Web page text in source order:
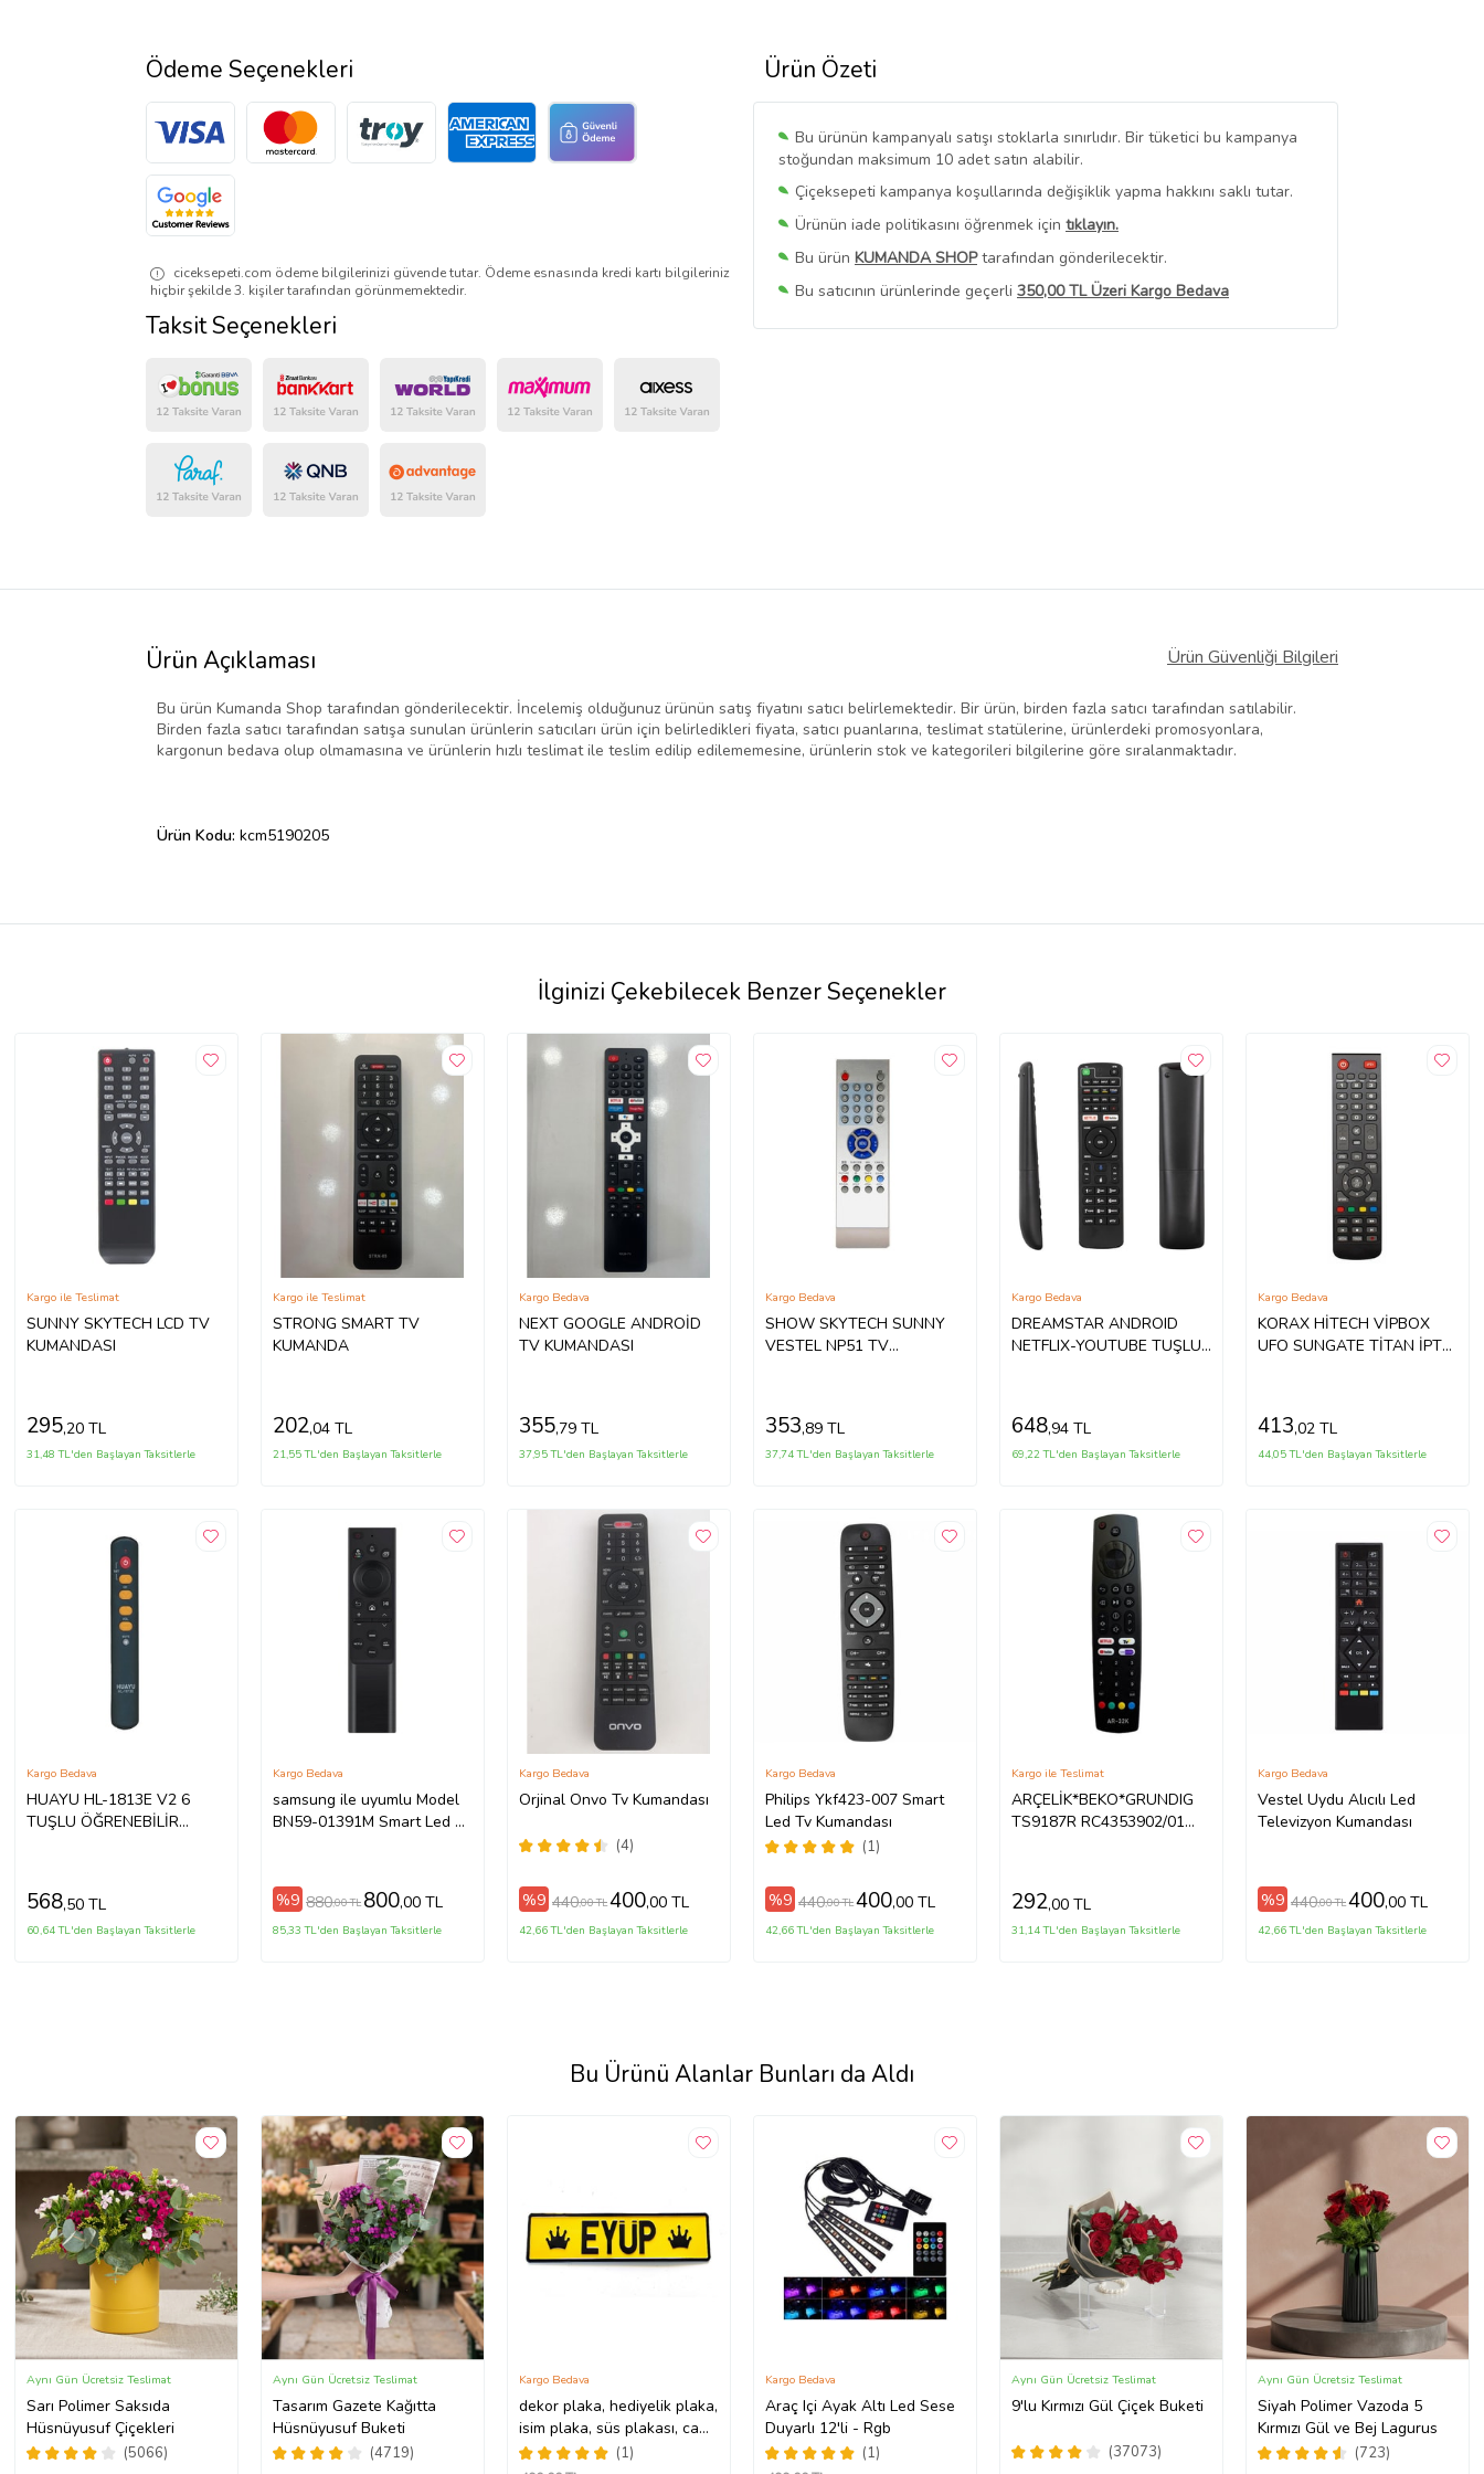
Ürün Özeti
Bu ürünün kampanyalı satışı stoklarla sınırlıdır. Bir tüketici bu kampanya
stoğundan maksimum 10 adet satın alabilir.
Çiçeksepeti kampanya koşullarında değişiklik yapma hakkını saklı tutar.
Ürünün iade politikasını öğrenmek için tıklayın.
Bu ürün KUMANDA SHOPtarafından gönderilecektir.
Bu satıcının ürünlerinde geçerli 350,00 TL Üzeri Kargo Bedava
Bu SatıcınınTüm Ürünlerini Görüntüle
Ödeme Seçenekleri
ciceksepeti.com ödeme bilgilerinizi güvende tutar. Ödeme esnasında kredi kartı bilgileriniz
hiçbir şekilde 3. kişiler tarafından görünmemektedir.
Taksit Seçenekleri
Ürün Açıklaması Ürün Güvenliği Bilgileri
Bu ürün Kumanda Shop tarafından gönderilecektir. İncelemiş olduğunuz ürünün satış fiyatını satıcı belirlemektedir. Bir ürün, birden fazla satıcı tarafından satılabilir.
Birden fazla satıcı tarafından satışa sunulan ürünlerin satıcıları ürün için belirledikleri fiyata, satıcı puanlarına, teslimat statülerine, ürünlerdeki promosyonlara,
kargonun bedava olup olmamasına ve ürünlerin hızlı teslimat ile teslim edilip edilememesine, ürünlerin stok ve kategorileri bilgilerine göre sıralanmaktadır.
Ürün Kodu: kcm5190205
İlginizi Çekebilecek Benzer Seçenekler
SUNNY SKYTECH LCD TV
KUMANDASI
Kargo ile Teslimat
295,20 TL
31,48 TL'den Başlayan Taksitlerle
STRONG SMART TV
KUMANDA
Kargo ile Teslimat
202,04 TL
21,55 TL'den Başlayan Taksitlerle
NEXT GOOGLE ANDROİD
TV KUMANDASI
Kargo Bedava
355,79 TL
37,95 TL'den Başlayan Taksitlerle
SHOW SKYTECH SUNNY
VESTEL NP51 TV
Kargo Bedava
353,89 TL
37,74 TL'den Başlayan Taksitlerle
DREAMSTAR ANDROID
NETFLIX-YOUTUBE TUŞLU
Kargo Bedava
648,94 TL
69,22 TL'den Başlayan Taksitlerle
KORAX HİTECH VİPBOX
UFO SUNGATE TİTAN İPTV
Kargo Bedava
413,02 TL
44,05 TL'den Başlayan Taksitlerle
HUAYU HL-1813E V2 6
TUŞLU ÖĞRENEBİLİR
HASTAHANELER İÇİN )
Kargo Bedava
568,50 TL
60,64 TL'den Başlayan Taksitlerle
samsung ile uyumlu Model
BN59-01391M Smart Led Tv
Kargo Bedava
%9 880,00 TL 800,00 TL
85,33 TL'den Başlayan Taksitlerle
Orjinal Onvo Tv Kumandası
(4)
Kargo Bedava
%9 440,00 TL400,00 TL
42,66 TL'den Başlayan Taksitlerle
Philips Ykf423-007 Smart
Led Tv Kumandası
(1)
Kargo Bedava
%9 440,00 TL400,00 TL
42,66 TL'den Başlayan Taksitlerle
ARÇELİK*BEKO*GRUNDIG
TS9187R RC4353902/01
LCD-LED TV KUMANDA
Kargo ile Teslimat
292,00 TL
31,14 TL'den Başlayan Taksitlerle
Vestel Uydu Alıcılı Led
Televizyon Kumandası
Kargo Bedava
%9 440,00 TL400,00 TL
42,66 TL'den Başlayan Taksitlerle
Bu Ürünü Alanlar Bunları da Aldı
Sarı Polimer Saksıda
Hüsnüyusuf Çiçekleri
(5066)
Aynı Gün Ücretsiz Teslimat
Tasarım Gazete Kağıtta
Hüsnüyusuf Buketi
(4719)
Aynı Gün Ücretsiz Teslimat
dekor plaka, hediyelik plaka,
isim plaka, süs plakası, cam
önü plakası, tırcı plakası
(1)
Kargo Bedava
Araç Içi Ayak Altı Led Sese
Duyarlı 12'li - Rgb
(1)
Kargo Bedava
9'lu Kırmızı Gül Çiçek Buketi
(37073)
Aynı Gün Ücretsiz Teslimat
Siyah Polimer Vazoda 5
Kırmızı Gül ve Bej Lagurus
(723)
Aynı Gün Ücretsiz Teslimat